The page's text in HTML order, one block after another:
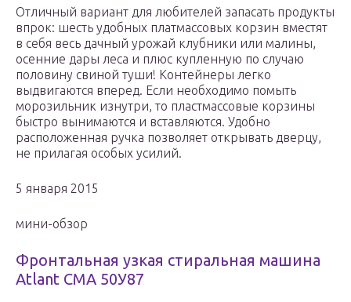
Отличный вариант для любителей запасать продукты
впрок: шесть удобных платмассовых корзин вместят
в себя весь дачный урожай клубники или малины,
осенние дары леса и плюс купленную по случаю
половину свиной туши! Контейнеры легко
выдвигаются вперед. Если необходимо помыть
морозильник изнутри, то пластмассовые корзины
быстро вынимаются и вставляются. Удобно
расположенная ручка позволяет открывать дверцу,
не прилагая особых усилий.
5 января 2015
мини-обзор
Фронтальная узкая стиральная машина
Atlant СМА 50У87